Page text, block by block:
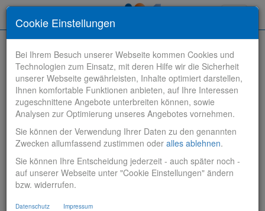
Stelle finden
Vertriebsbank
Produktionsbank
Cookie Einstellungen
Bei Ihrem Besuch unserer Webseite kommen Cookies und
Technologien zum Einsatz, mit deren Hilfe wir die Sicherheit
unserer Webseite gewährleisten, Inhalte optimiert darstellen,
Ihnen komfortable Funktionen anbieten, auf Ihre Interessen
zugeschnittene Angebote unterbreiten können, sowie
Analysen zur Optimierung unseres Angebotes vornehmen.
Sie können der Verwendung Ihrer Daten zu den genannten
Zwecken allumfassend zustimmen oder alles ablehnen.
Sie können Ihre Entscheidung jederzeit - auch später noch -
auf unserer Webseite unter "Cookie Einstellungen" ändern
bzw. widerrufen.
Datenschutz Impressum